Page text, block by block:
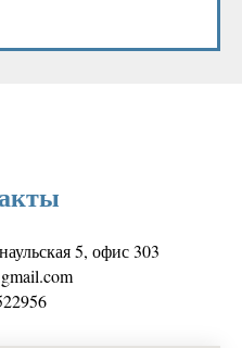
5, офис 303